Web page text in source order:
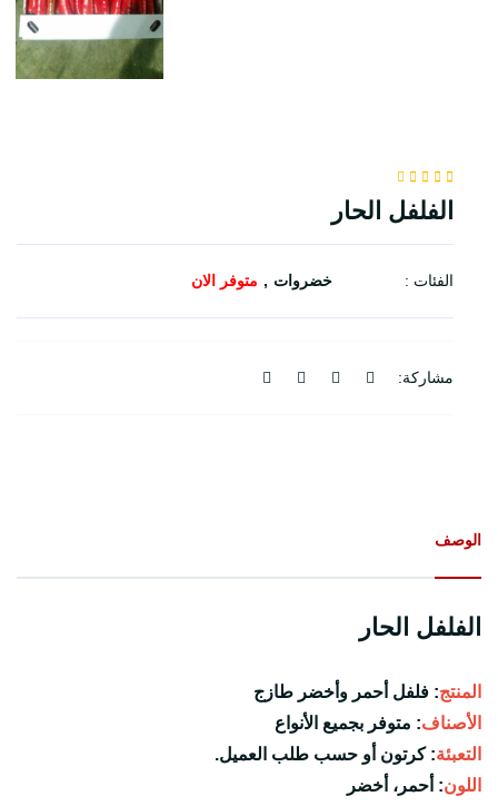
الفلفل الحار
الفئات : خضروات متوفر الان
مشاركة:
الوصف
الفلفل الحار
المنتج: فلفل أحمر وأخضر طازج
الأصناف: متوفر بجميع الأنواع
التعبئة: كرتون أو حسب طلب العميل.
اللون: أحمر، أخضر